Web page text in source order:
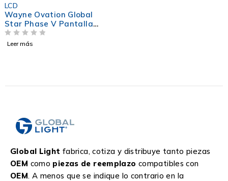
LCD
Wayne Ovation Global
Star Phase V Pantalla
LCD
Leer más
Global Light fabrica, cotiza y distribuye tanto piezas
OEM como piezas de reemplazo compatibles con
OEM. A menos que se indique lo contrario en la